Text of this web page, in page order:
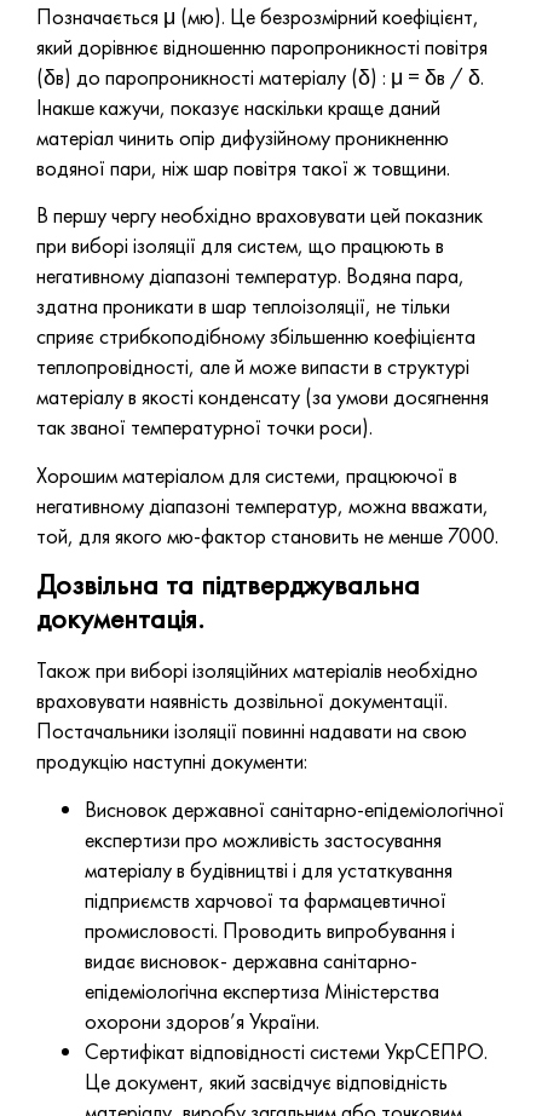
Позначається μ (мю). Це безрозмірний коефіцієнт,
який дорівнює відношенню паропроникності повітря
(δв) до паропроникності матеріалу (δ) : μ = δв / δ.
Інакше кажучи, показує наскільки краще даний
матеріал чинить опір дифузійному проникненню
водяної пари, ніж шар повітря такої ж товщини.
В першу чергу необхідно враховувати цей показник
при виборі ізоляції для систем, що працюють в
негативному діапазоні температур. Водяна пара,
здатна проникати в шар теплоізоляції, не тільки
сприяє стрибкоподібному збільшенню коефіцієнта
теплопровідності, але й може випасти в структурі
матеріалу в якості конденсату (за умови досягнення
так званої температурної точки роси).
Хорошим матеріалом для системи, працюючої в
негативному діапазоні температур, можна вважати,
той, для якого мю-фактор становить не менше 7000.
Дозвільна та підтверджувальна
документація.
Також при виборі ізоляційних матеріалів необхідно
враховувати наявність дозвільної документації.
Постачальники ізоляції повинні надавати на свою
продукцію наступні документи:
Висновок державної санітарно-епідеміологічної
експертизи про можливість застосування
матеріалу в будівництві і для устаткування
підприємств харчової та фармацевтичної
промисловості. Проводить випробування і
видає висновок- державна санітарно-
епідеміологічна експертиза Міністерства
охорони здоров’я України.
Сертифікат відповідності системи УкрСЕПРО.
Це документ, який засвідчує відповідність